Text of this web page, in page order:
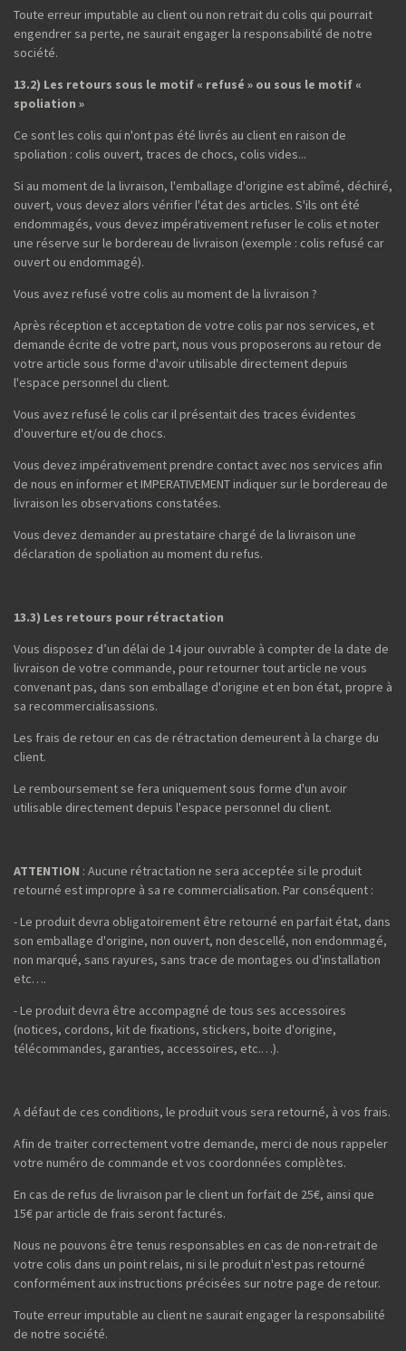
Toute erreur imputable au client ou non retrait du colis qui pourrait
engendrer sa perte, ne saurait engager la responsabilité de notre
société.
13.2) Les retours sous le motif « refusé » ou sous le motif «
spoliation »
Ce sont les colis qui n'ont pas été livrés au client en raison de
spoliation : colis ouvert, traces de chocs, colis vides...
Si au moment de la livraison, l'emballage d'origine est abîmé, déchiré,
ouvert, vous devez alors vérifier l'état des articles. S'ils ont été
endommagés, vous devez impérativement refuser le colis et noter
une réserve sur le bordereau de livraison (exemple : colis refusé car
ouvert ou endommagé).
Vous avez refusé votre colis au moment de la livraison ?
Après réception et acceptation de votre colis par nos services, et
demande écrite de votre part, nous vous proposerons au retour de
votre article sous forme d'avoir utilisable directement depuis
l'espace personnel du client.
Vous avez refusé le colis car il présentait des traces évidentes
d'ouverture et/ou de chocs.
Vous devez impérativement prendre contact avec nos services afin
de nous en informer et IMPERATIVEMENT indiquer sur le bordereau de
livraison les observations constatées.
Vous devez demander au prestataire chargé de la livraison une
déclaration de spoliation au moment du refus.
13.3) Les retours pour rétractation
Vous disposez d’un délai de 14 jour ouvrable à compter de la date de
livraison de votre commande, pour retourner tout article ne vous
convenant pas, dans son emballage d'origine et en bon état, propre à
sa recommercialisassions.
Les frais de retour en cas de rétractation demeurent à la charge du
client.
Le remboursement se fera uniquement sous forme d'un avoir
utilisable directement depuis l'espace personnel du client.
ATTENTION : Aucune rétractation ne sera acceptée si le produit
retourné est impropre à sa re commercialisation. Par conséquent :
- Le produit devra obligatoirement être retourné en parfait état, dans
son emballage d'origine, non ouvert, non descellé, non endommagé,
non marqué, sans rayures, sans trace de montages ou d'installation
etc….
- Le produit devra être accompagné de tous ses accessoires
(notices, cordons, kit de fixations, stickers, boite d'origine,
télécommandes, garanties, accessoires, etc.…).
A défaut de ces conditions, le produit vous sera retourné, à vos frais.
Afin de traiter correctement votre demande, merci de nous rappeler
votre numéro de commande et vos coordonnées complètes.
En cas de refus de livraison par le client un forfait de 25€, ainsi que
15€ par article de frais seront facturés.
Nous ne pouvons être tenus responsables en cas de non-retrait de
votre colis dans un point relais, ni si le produit n'est pas retourné
conformément aux instructions précisées sur notre page de retour.
Toute erreur imputable au client ne saurait engager la responsabilité
de notre société.